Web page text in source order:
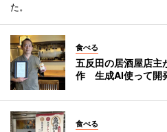
た。
食べる
五反田の居酒屋店主
作 生成AI使って開
食べる